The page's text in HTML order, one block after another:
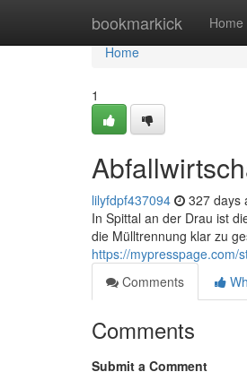
bookmarkick Home
Home
Home
1
lilyfdpf437094 327 days
In Spittal an der Drau ist
die Mülltrennung klar zu
https://mypresspage.com/
Comments
Comments
Submit a Comment